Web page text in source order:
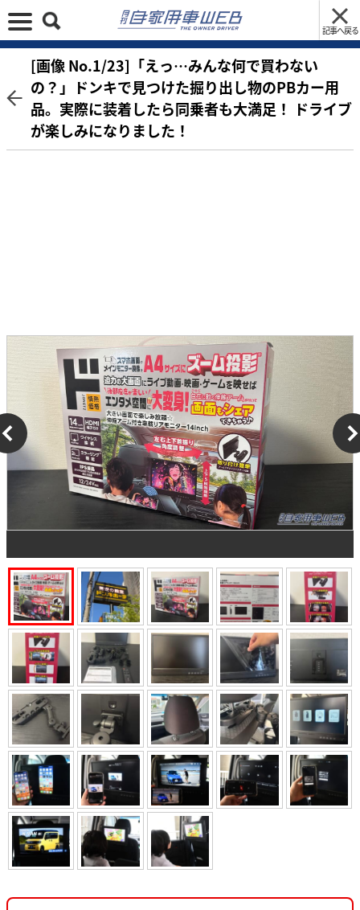
記事へ戻る
[画像 No.1/23]「えっ…みんな何で買わない
の？」ドンキで見つけた掘り出し物のPBカー用
品。実際に装着したら同乗者も大満足！ ドライブ
が楽しみになりました！